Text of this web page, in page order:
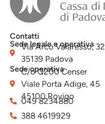
Contatti
Sede legale e operativa
Via Arco Valaresso, 32
35139 Padova
Sede operativa
C/o Q200 Censer
Viale Porta Adige, 45
45100 Rovigo
049 8234880
388 4619929